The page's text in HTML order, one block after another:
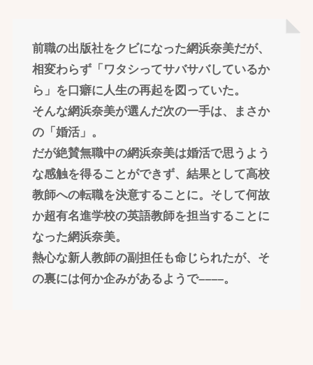
前職の出版社をクビになった網浜奈美だが、
相変わらず「ワタシってサバサバしているか
ら」を口癖に人生の再起を図っていた。
そんな網浜奈美が選んだ次の一手は、まさか
の「婚活」。
だが絶賛無職中の網浜奈美は婚活で思うよう
な感触を得ることができず、結果として高校
教師への転職を決意することに。そして何故
か超有名進学校の英語教師を担当することに
なった網浜奈美。
熱心な新人教師の副担任も命じられたが、そ
の裏には何か企みがあるようで––––。